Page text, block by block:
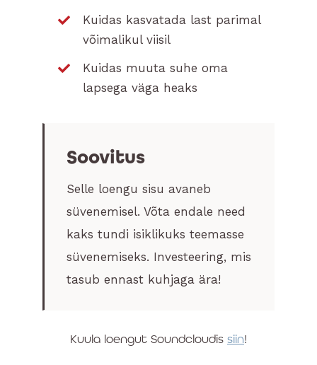
Kuidas kasvatada last parimal
võimalikul viisil
Kuidas muuta suhe oma
lapsega väga heaks
Soovitus
Selle loengu sisu avaneb
süvenemisel. Võta endale need
kaks tundi isiklikuks teemasse
süvenemiseks. Investeering, mis
tasub ennast kuhjaga ära!
Kuula loengut Soundcloudis siin!